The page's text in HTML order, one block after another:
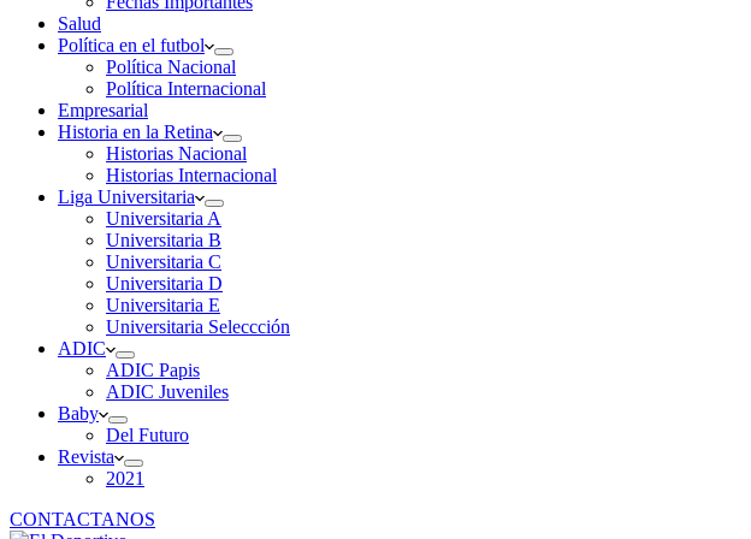
Salud
Política en el futbol
Política Nacional
Política Internacional
Empresarial
Historia en la Retina
Historias Nacional
Historias Internacional
Liga Universitaria
Universitaria A
Universitaria B
Universitaria C
Universitaria D
Universitaria E
Universitaria Seleccción
ADIC
ADIC Papis
ADIC Juveniles
Baby
Del Futuro
Revista
2021
CONTACTANOS